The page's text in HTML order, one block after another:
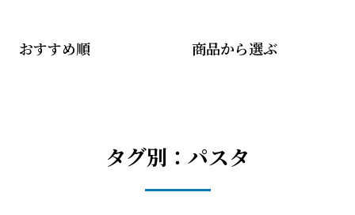
おすすめ順 商品から選ぶ
タグ別：パスタ